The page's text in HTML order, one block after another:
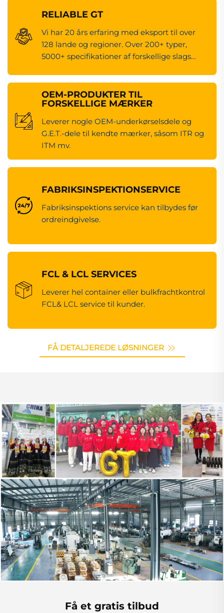
RELIABLE GT
Vi har 20 års erfaring med eksport til over
128 lande og regioner. Over 200+ typer,
5000+ specifikationer af forskellige slags
OEM-PRODUKTER TIL
FORSKELLIGE MÆRKER
Leverer nogle OEM-underkørselsdele og
G.E.T.-dele til kendte mærker, såsom ITR og
ITM mv.
FABRIKSINSPEKTIONSERVICE
Fabriksinspektions service kan tilbydes før
ordreindgivelse.
FCL & LCL SERVICES
Leverer hel container eller bulkfrachtkontrol
FCL& LCL service til kunder.
FÅ DETALJEREDE LØSNINGER
Få et gratis tilbud